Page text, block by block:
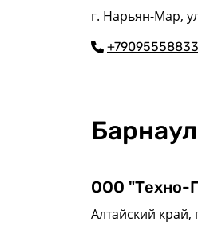
г. Нарьян-Мар,
+79095558833
Барнаул
ООО "Техно-
Алтайский край,